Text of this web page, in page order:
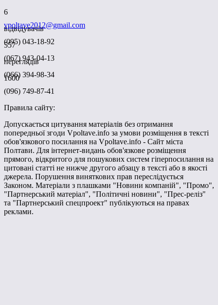
6
відвідувачів
557
переглядів
1600
vpoltave2012@gmail.com
(095) 043-18-92
(067) 943-04-13
(066) 394-98-34
(096) 749-87-41
Правила сайту:
Допускається цитування матеріалів без отримання
попередньої згоди Vpoltave.info за умови розміщення в тексті
обов'язкового посилання на Vpoltave.info - Сайт міста
Полтави. Для інтернет-видань обов'язкове розміщення
прямого, відкритого для пошукових систем гіперпосилання на
цитовані статті не нижче другого абзацу в тексті або в якості
джерела. Порушення виняткових прав переслідується
Законом. Матеріали з плашками "Новини компаній", "Промо",
"Партнерський матеріал", "Політичні новини", "Прес-реліз"
та "Партнерський спецпроект" публікуються на правах
реклами.